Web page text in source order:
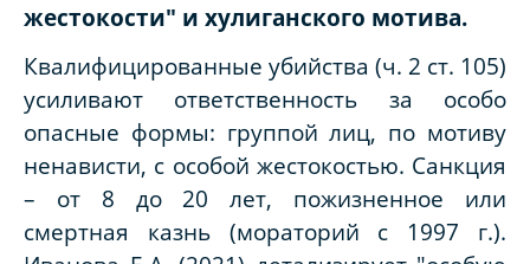
жестокости" и хулиганского мотива.
Квалифицированные убийства (ч. 2 ст. 105)
усиливают ответственность за особо
опасные формы: группой лиц, по мотиву
ненависти, с особой жестокостью. Санкция
– от 8 до 20 лет, пожизненное или
смертная казнь (мораторий с 1997 г.).